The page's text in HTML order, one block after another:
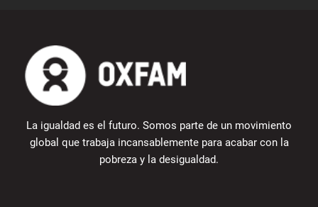
La igualdad es el futuro. Somos parte de un movimiento
global que trabaja incansablemente para acabar con la
pobreza y la desigualdad.